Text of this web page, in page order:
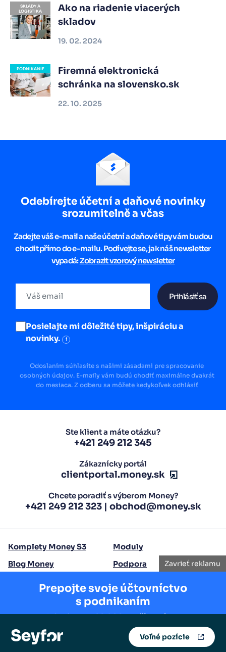
SKLADY A
LOGISTIKA
Ako na riadenie viacerých
skladov
19. 02. 2024
PODNIKANIE
Firemná elektronická
schránka na slovensko.sk
22. 10. 2025
Zavrieť reklamu
Prepojte svoje účtovníctvo
s podnikaním
Pripojte sa k 20 000 používateľom.
Vyskúšajte zadarmo
Odebírejte účetní a daňové novinky
srozumitelně a včas
Zadejte váš e-mail a naše účetní a daňové tipy vám budou
chodit přímo do e-mailu. Podívejte se, jak náš newsletter
vypadá:Zobrazit vzorový newsletter
Prihlásiť sa
Posielajte mi dôležité tipy, inšpiráciu a
novinky.
i
Odoslaním súhlasíte s našimi zásadami pre spracovanie
osobných údajov. E-maily vám budú chodiť maximálne dvakrát
do mesiaca. Z odberu sa môžete kedykoľvek odhlásiť
Ste klient a máte otázku?
+421 249 212 345
Zákaznícky portál
clientportal.money.sk
Chcete poradiť s výberom Money?
+421 249 212 323| obchod@money.sk
Komplety Money S3
Moduly
Blog Money
Podpora
Copyright 2026 Seyfor Slovensko, a.s.
Voľné pozície